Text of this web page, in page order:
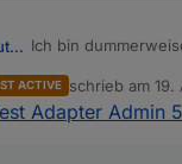
Ein ehemaliger Benutzer Ich bin
wenn man keine
verständlichen
Danke
ACTIVE schrieb am19.
zuletzt editiert
Adapter Admin